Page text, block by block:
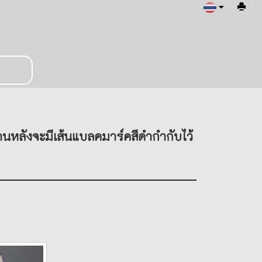
หลังจะมีเส้นแบลคมาร์คสีดำกำกับไว้